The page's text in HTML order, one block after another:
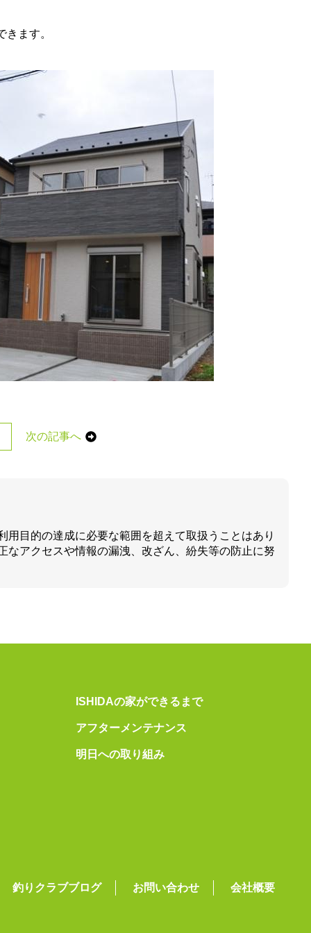
ます。
次の記事へ
目的の達成に必要な範囲を超えて取扱うことはあり
アクセスや情報の漏洩、改ざん、紛失等の防止に努
ISHIDAの家ができるまで
アフターメンテナンス
明日への取り組み
釣りクラブブログ お問い合わせ 会社概要